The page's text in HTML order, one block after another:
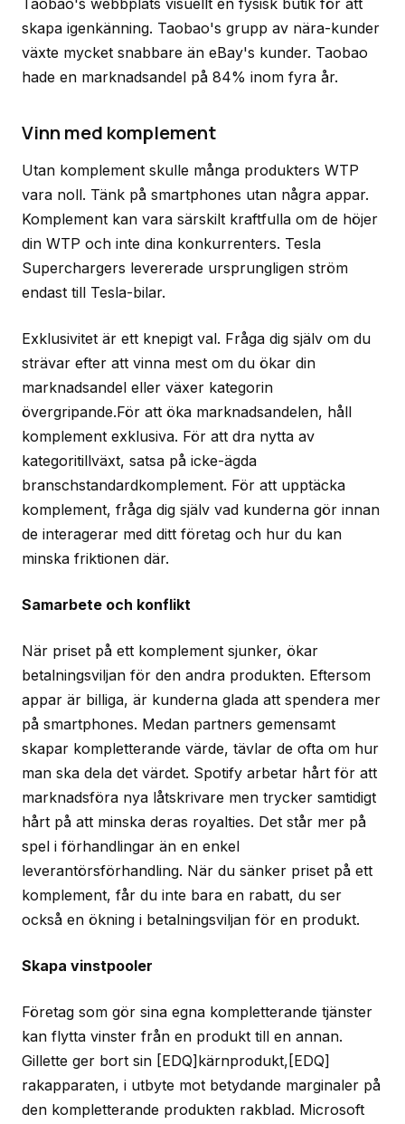
Taobao's webbplats visuellt en fysisk butik för att
skapa igenkänning. Taobao's grupp av nära-kunder
växte mycket snabbare än eBay's kunder. Taobao
hade en marknadsandel på 84% inom fyra år.
Vinn med komplement
Utan komplement skulle många produkters WTP
vara noll. Tänk på smartphones utan några appar.
Komplement kan vara särskilt kraftfulla om de höjer
din WTP och inte dina konkurrenters. Tesla
Superchargers levererade ursprungligen ström
endast till Tesla-bilar.
Exklusivitet är ett knepigt val. Fråga dig själv om du
strävar efter att vinna mest om du ökar din
marknadsandel eller växer kategorin
övergripande.För att öka marknadsandelen, håll
komplement exklusiva. För att dra nytta av
kategoritillväxt, satsa på icke-ägda
branschstandardkomplement. För att upptäcka
komplement, fråga dig själv vad kunderna gör innan
de interagerar med ditt företag och hur du kan
minska friktionen där.
Samarbete och konflikt
När priset på ett komplement sjunker, ökar
betalningsviljan för den andra produkten. Eftersom
appar är billiga, är kunderna glada att spendera mer
på smartphones. Medan partners gemensamt
skapar kompletterande värde, tävlar de ofta om hur
man ska dela det värdet. Spotify arbetar hårt för att
marknadsföra nya låtskrivare men trycker samtidigt
hårt på att minska deras royalties. Det står mer på
spel i förhandlingar än en enkel
leverantörsförhandling. När du sänker priset på ett
komplement, får du inte bara en rabatt, du ser
också en ökning i betalningsviljan för en produkt.
Skapa vinstpooler
Företag som gör sina egna kompletterande tjänster
kan flytta vinster från en produkt till en annan.
Gillette ger bort sin [EDQ]kärnprodukt,[EDQ]
rakapparaten, i utbyte mot betydande marginaler på
den kompletterande produkten rakblad. Microsoft